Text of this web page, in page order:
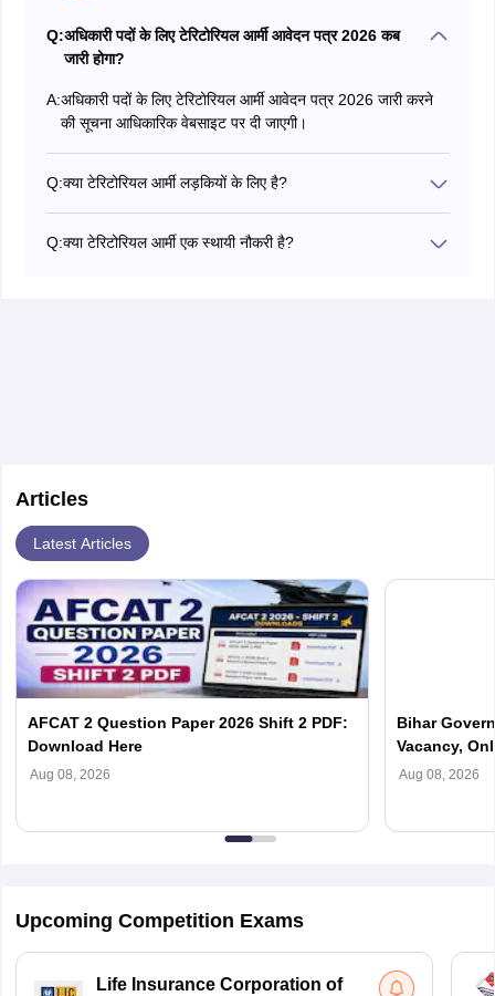
Q:अधिकारी पदों के लिए टेरिटोरियल आर्मी आवेदन पत्र 2026 कब
जारी होगा?
A:अधिकारी पदों के लिए टेरिटोरियल आर्मी आवेदन पत्र 2026 जारी करने
की सूचना आधिकारिक वेबसाइट पर दी जाएगी।
Q:क्या टेरिटोरियल आर्मी लड़कियों के लिए है?
Q:क्या टेरिटोरियल आर्मी एक स्थायी नौकरी है?
Articles
Latest Articles
AFCAT 2 Question Paper 2026 Shift 2 PDF:
Download Here
Aug 08, 2026
Bihar
Vacancy,
Updates
Aug 08, 2026
Upcoming Competition Exams
Life Insurance Corporation of